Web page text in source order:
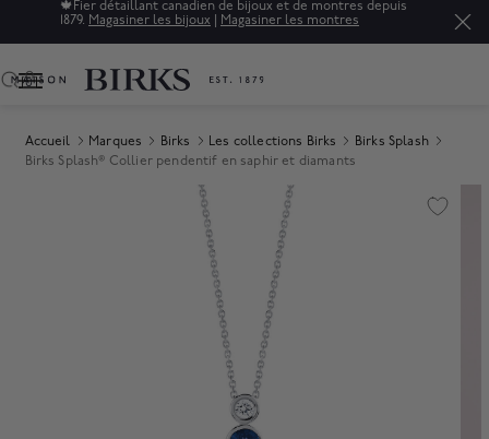
🍁 Fier détaillant canadien de bijoux et de montres depuis
1879. Magasiner les bijoux Magasiner les montres
0
Accueil Marques Birks Les collections Birks
Birks Splash
Birks Splash® Collier pendentif en saphir et diamants
Product Images